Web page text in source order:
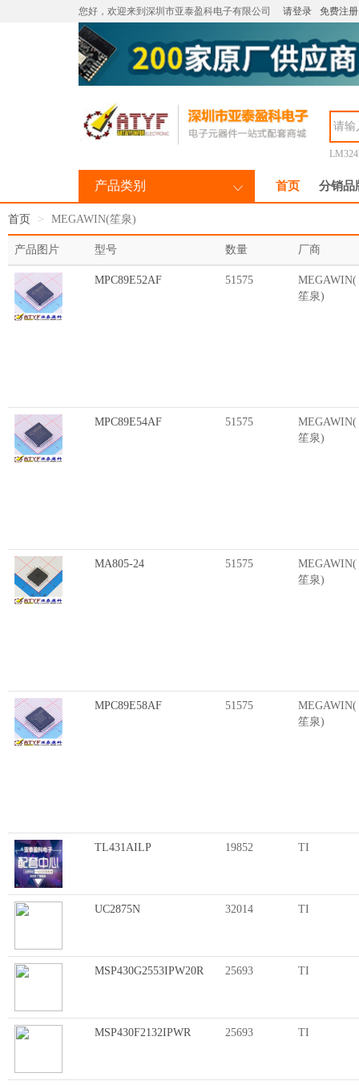
您好，欢迎来到深圳市亚泰盈科电子有限公司 请登录 免费注册
产品类别 首页 分销品
首页 MEGAWIN(笙泉)
产品图片 型号 数量 厂商
MPC89E52AF 51575
MEGAWIN(
笙泉)
MPC89E54AF 51575
MEGAWIN(
笙泉)
MA805-24 51575
MEGAWIN(
笙泉)
MPC89E58AF 51575
MEGAWIN(
笙泉)
TL431AILP 19852 TI
UC2875N 32014 TI
MSP430G2553IPW20R 25693 TI
MSP430F2132IPWR 25693 TI